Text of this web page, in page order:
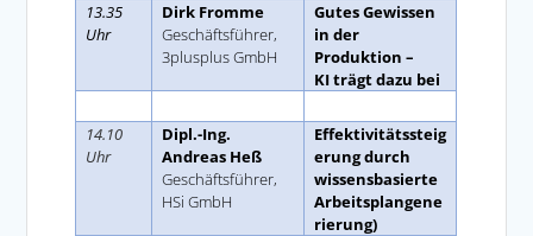
13.35
Uhr
Dirk Fromme
Geschäftsführer,
3plusplus GmbH
Gutes Gewissen
in der
Produktion –
KI trägt dazu bei
14.10
Uhr
Dipl.-Ing.
Andreas Heß
Geschäftsführer,
HSi GmbH
Effektivitätssteig
erung durch
wissensbasierte
Arbeitsplangene
rierung)